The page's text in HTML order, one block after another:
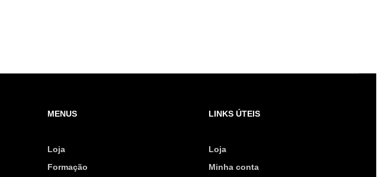
MENUS
Loja
Formação
LINKS ÚTEIS
Loja
Minha conta